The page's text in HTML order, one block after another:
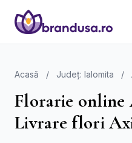
Acasă / Județ: Ialomita /
Florarie online
Livrare flori